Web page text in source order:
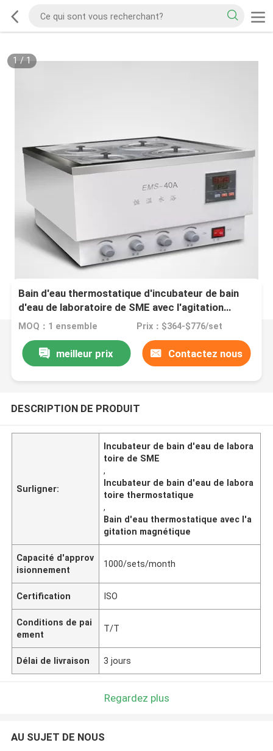
1 / 1
Bain d'eau thermostatique d'incubateur de bain
d'eau de laboratoire de SME avec l'agitation
magnétique
MOQ：1 ensemble Prix：$364-$776/set
meilleur prix Contactez nous
DESCRIPTION DE PRODUIT
Surligner:
Incubateur de bain d'eau de labora
toire de SME
,
Incubateur de bain d'eau de labora
toire thermostatique
,
Bain d'eau thermostatique avec l'a
gitation magnétique
Capacité d'approv
isionnement
1000/sets/month
Certification ISO
Conditions de pai
ement
T/T
Délai de livraison 3 jours
Regardez plus
AU SUJET DE NOUS